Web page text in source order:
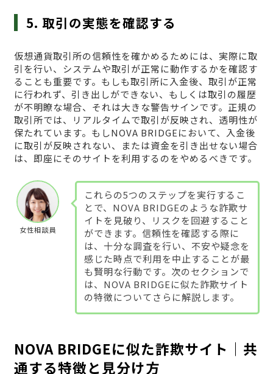
5. 取引の実態を確認する
仮想通貨取引所の信頼性を確かめるためには、実際に取
引を行い、システムや取引が正常に動作するかを確認す
ることも重要です。もしも取引所に入金後、取引が正常
に行われず、引き出しができない、もしくは取引の履歴
が不明瞭な場合、それは大きな警告サインです。正規の
取引所では、リアルタイムで取引が反映され、透明性が
保たれています。もしNOVA BRIDGEにおいて、入金後
に取引が反映されない、または資金を引き出せない場合
は、即座にそのサイトを利用するのをやめるべきです。
女性相談員
これらの5つのステップを実行するこ
とで、NOVA BRIDGEのような詐欺サ
イトを見破り、リスクを回避すること
ができます。信頼性を確認する際に
は、十分な調査を行い、不安や疑念を
感じた時点で利用を中止することが最
も賢明な行動です。次のセクションで
は、NOVA BRIDGEに似た詐欺サイト
の特徴についてさらに解説します。
NOVA BRIDGEに似た詐欺サイト｜共
通する特徴と見分け方